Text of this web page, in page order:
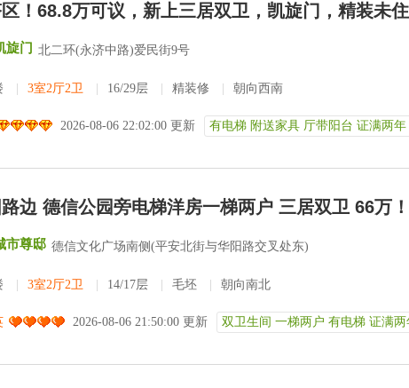
！68.8万可议，新上三居双卫，凯旋门，精装未
旋门 北二环(永济中路)爱民街9号
3室2厅2卫 16/29层 精装修 朝向西南
2026-08-06 22:02:00 更新 有电梯 附送家具 厅带阳台 证满两年
边 德信公园旁电梯洋房一梯两户 三居双卫 66万！
市尊邸 德信文化广场南侧(平安北街与华阳路交叉处东)
3室2厅2卫 14/17层 毛坯 朝向南北
2026-08-06 21:50:00 更新 双卫生间 一梯两户 有电梯 证满两